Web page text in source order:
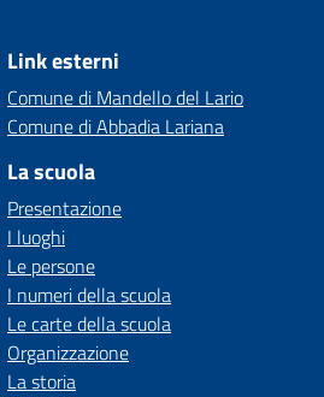
Link esterni
Comune di Mandello del Lario
Comune di Abbadia Lariana
La scuola
Presentazione
I luoghi
Le persone
I numeri della scuola
Le carte della scuola
Organizzazione
La storia